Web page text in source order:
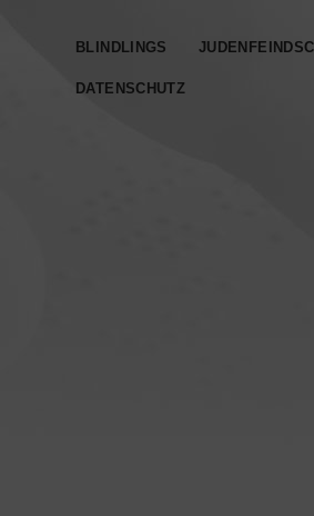
BLINDLINGS
DATENSCHUTZ­